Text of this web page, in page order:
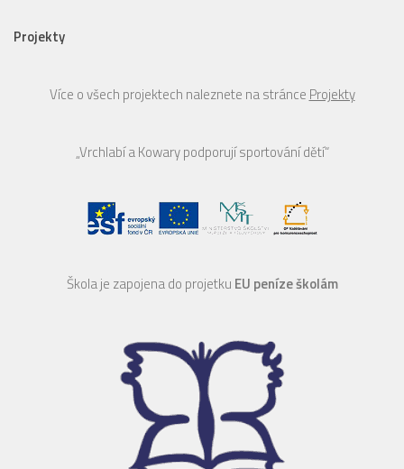
Projekty
Více o všech projektech naleznete na stránce Projekty
„Vrchlabí a Kowary podporují sportování dětí“
Škola je zapojena do projetku EU peníze školám